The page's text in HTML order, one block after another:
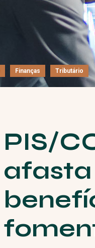
Finanças Tributário
PIS/
afasta